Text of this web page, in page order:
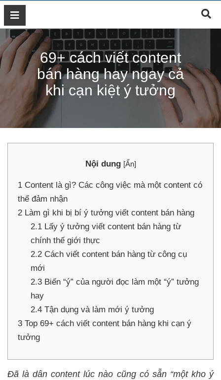
GIỚI
THIỆU
DỊCH
VỤ
MARKETING
ĐÀO
TẠO
MARKETING
KẾ
LIÊN
HỆ
69+ cách viết content
bán hàng hay ngay cả
khi cạn kiệt ý tưởng
Nội dung [Ẩn]
1 Content là gì? Các công việc mà một content có
thể đảm nhận
2 Làm gì khi bị bí ý tưởng viết content bán hàng
2.1Lấy ý tưởng viết content bán hàng từ
chính thế giới thực
2.2Cách viết content bán hàng từ công cụ
mới
2.3Biến “ý” của người đọc làm một “ý” tưởng
hay
2.4Tận dụng và làm mới ý tưởng
3 Top 69+ cách viết content bán hàng khi cạn ý
tưởng
Đã là dân content lúc nào cũng có sẵn “một kho ý